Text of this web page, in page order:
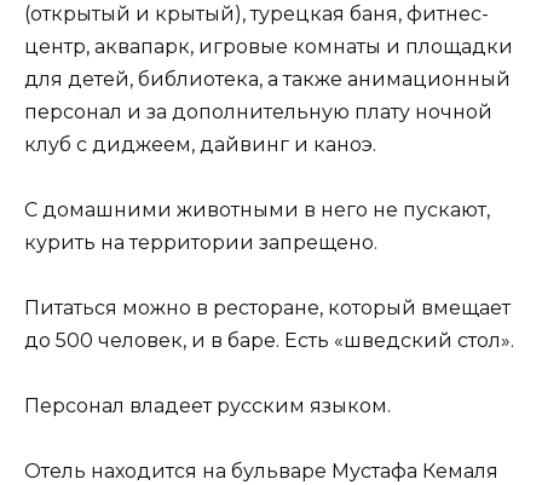
(открытый и крытый), турецкая баня, фитнес-
центр, аквапарк, игровые комнаты и площадки
для детей, библиотека, а также анимационный
персонал и за дополнительную плату ночной
клуб с диджеем, дайвинг и каноэ.
С домашними животными в него не пускают,
курить на территории запрещено.
Питаться можно в ресторане, который вмещает
до 500 человек, и в баре. Есть «шведский стол».
Персонал владеет русским языком.
Отель находится на бульваре Мустафа Кемаля